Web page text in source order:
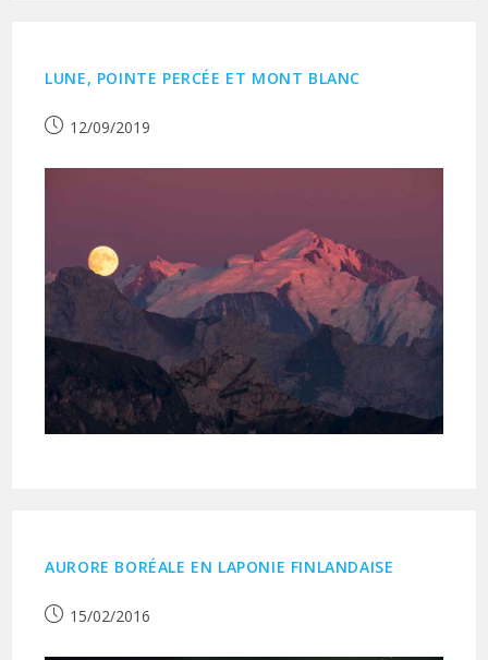
LUNE, POINTE PERCÉE ET MONT BLANC
Publication
12/09/2019
AURORE BORÉALE EN LAPONIE FINLANDAISE
Publication
15/02/2016